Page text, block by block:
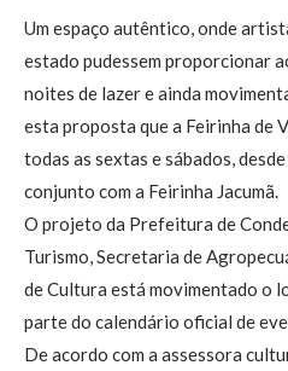
Um espaço autêntico, onde
estado pudessem proporcionar
noites de lazer e ainda
esta proposta que a Feirinha de
todas as sextas e sábados,
conjunto com a Feirinha Jacumã.
O projeto da Prefeitura de
Turismo, Secretaria de
de Cultura está movimentado o
parte do calendário oficial de
De acordo com a assessora